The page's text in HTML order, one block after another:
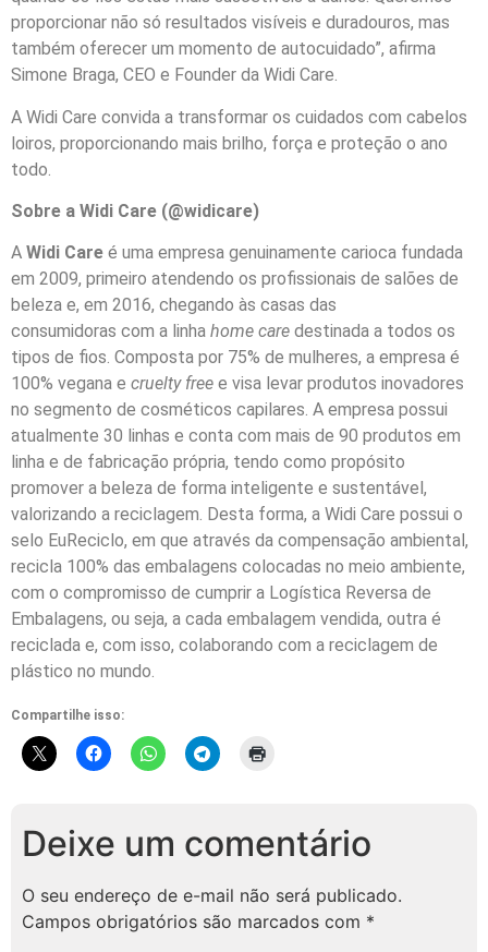
proporcionar não só resultados visíveis e duradouros, mas
também oferecer um momento de autocuidado”, afirma
Simone Braga, CEO e Founder da Widi Care.
A Widi Care convida a transformar os cuidados com cabelos
loiros, proporcionando mais brilho, força e proteção o ano
todo.
Sobre a Widi Care (@widicare)
A Widi Care é uma empresa genuinamente carioca fundada
em 2009, primeiro atendendo os profissionais de salões de
beleza e, em 2016, chegando às casas das
consumidoras com a linha home care destinada a todos os
tipos de fios. Composta por 75% de mulheres, a empresa é
100% vegana e cruelty free e visa levar produtos inovadores
no segmento de cosméticos capilares. A empresa possui
atualmente 30 linhas e conta com mais de 90 produtos em
linha e de fabricação própria, tendo como propósito
promover a beleza de forma inteligente e sustentável,
valorizando a reciclagem. Desta forma, a Widi Care possui o
selo EuReciclo, em que através da compensação ambiental,
recicla 100% das embalagens colocadas no meio ambiente,
com o compromisso de cumprir a Logística Reversa de
Embalagens, ou seja, a cada embalagem vendida, outra é
reciclada e, com isso, colaborando com a reciclagem de
plástico no mundo.
Compartilhe isso:
Deixe um comentário
O seu endereço de e-mail não será publicado.
Campos obrigatórios são marcados com *